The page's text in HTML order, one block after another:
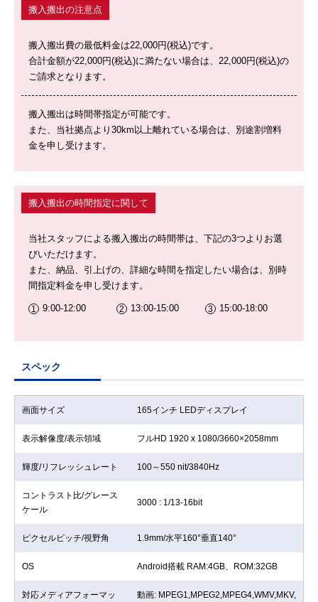
搬入搬出の注意点
搬入搬出費の最低料金は22,000円(税込)です。
合計金額が22,000円(税込)に満たない場合は、22,000円(税込)の
ご請求となります。
搬入搬出は時間帯指定が可能です。
また、当社拠点より30km以上離れている場合は、別途割増料
金を申し受けます。
搬入搬出の時間指定に関して
当社スタッフによる搬入搬出の時間帯は、下記の3つよりお選
びいただけます。
また、納品、引上げの、詳細な時間を指定したい場合は、別時
間指定料金を申し受けます。
9:00-12:00 13:00-15:00 15:00-18:00
スペック
画面サイズ 165インチ LEDディスプレイ
表示解像度/表示領域 フルHD 1920 x 1080/3660×2058mm
輝度/リフレッシュレート 100～550 nit/3840Hz
コントラスト比/グレース
ケール
3000 : 1/13-16bit
ピクセルピッチ/視野角 1.9mm/水平160°垂直140°
OS Android搭載 RAM:4GB、ROM:32GB
対応メディアフォーマッ 動画: MPEG1,MPEG2,MPEG4,WMV,MKV,